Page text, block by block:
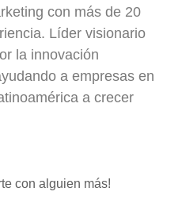
con más de 20
Líder visionario
la innovación
a empresas en
a crecer
con alguien más!